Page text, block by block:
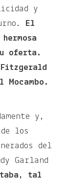
y
El
oferta.
Mocambo.
y,
los
del
Garland
tal